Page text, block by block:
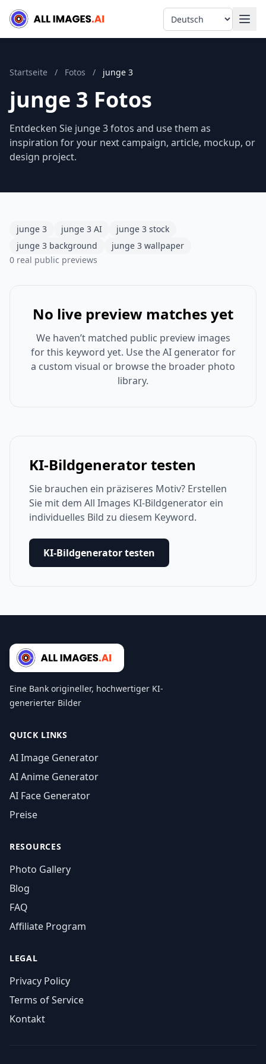
Language
Startseite / Fotos / junge 3
junge 3 Fotos
Entdecken Sie junge 3 fotos and use them as
inspiration for your next campaign, article, mockup, or
design project.
junge 3 junge 3 AI
junge 3 stock
junge 3 background
junge 3 wallpaper
0 real public previews
No live preview matches yet
We haven’t matched public preview images
for this keyword yet. Use the AI generator for
a custom visual or browse the broader photo
library.
KI-Bildgenerator testen
Sie brauchen ein präziseres Motiv? Erstellen
Sie mit dem All Images KI-Bildgenerator ein
individuelles Bild zu diesem Keyword.
KI-Bildgenerator testen
Eine Bank origineller, hochwertiger KI-
generierter Bilder
QUICK LINKS
AI Image Generator
AI Anime Generator
AI Face Generator
Preise
RESOURCES
Photo Gallery
Blog
FAQ
Affiliate Program
LEGAL
Privacy Policy
Terms of Service
Kontakt